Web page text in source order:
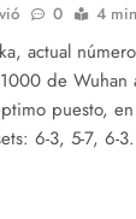
0 4
actual
de Wuhan
puesto,
6-3, 5-7, 6-